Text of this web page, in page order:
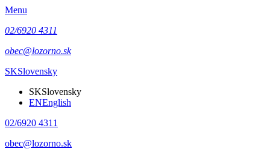
Menu
02/6920 4311
obec@lozorno.sk
SKSlovensky
SKSlovensky
ENEnglish
02/6920 4311
obec@lozorno.sk